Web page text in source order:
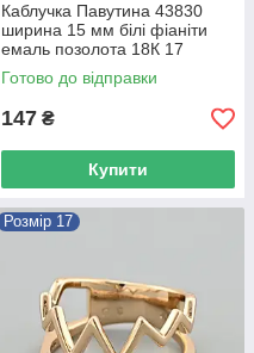
Каблучка Павутина 43830
ширина 15 мм білі фіаніти
емаль позолота 18К 17
Готово до відправки
147 ₴
Купити
Розмір 17